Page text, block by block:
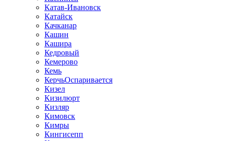
Катав-Ивановск
Катайск
Качканар
Кашин
Кашира
Кедровый
Кемерово
Кемь
КерчьОспаривается
Кизел
Кизилюрт
Кизляр
Кимовск
Кимры
Кингисепп